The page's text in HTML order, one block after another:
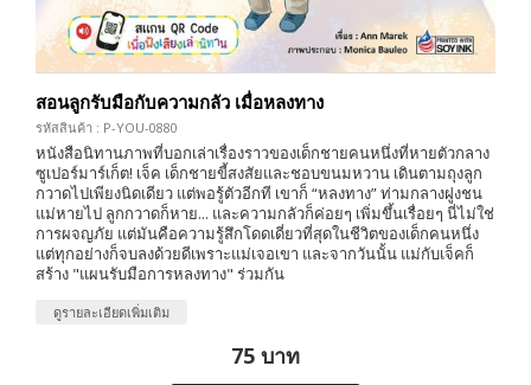
สอนลูกรับมือกับความกลัว เมื่อหลงทาง
รหัสสินค้า : P-YOU-0880
หนังสือนิทานภาพที่บอกเล่าเรื่องราวของเด็กชายคนหนึ่งที่หายตัวกลาง
ซูเปอร์มาร์เก็ต! เจ็ค เด็กชายขี้สงสัยและชอบขนมหวาน เดินตามถุงลูก
กวาดไปเพียงนิดเดียว แต่พอรู้ตัวอีกที เขาก็ “หลงทาง” ท่ามกลางฝูงชน
แม่หายไป ลูกกวาดก็หาย... และความกลัวก็ค่อยๆ เพิ่มขึ้นเรื่อยๆ นี่ไม่ใช่
การผจญภัย แต่มันคือความรู้สึกโดดเดี่ยวที่สุดในชีวิตของเด็กคนหนึ่ง
แต่ทุกอย่างก็จบลงด้วยดีเพราะแม่เจอเขา และจากวันนั้น แม่กับเจ็คก็
สร้าง "แผนรับมือการหลงทาง" ร่วมกัน
ดูรายละเอียดเพิ่มเติม
75 บาท